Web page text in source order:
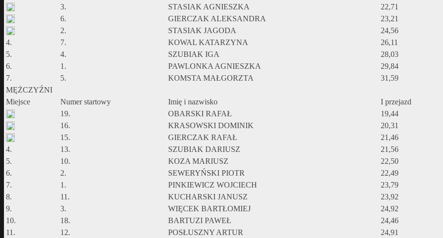
3.
STASIAK AGNIESZKA
22,71
6.
GIERCZAK ALEKSANDRA
23,21
2.
STASIAK JAGODA
24,56
4.
7. KOWAL KATARZYNA
26,11
5.
4. SZUBIAK IGA
28,03
6.
1. PAWLONKA AGNIESZKA
29,84
7.
5. KOMSTA MAŁGORZTA
31,59
MĘŻCZYŹNI
Miejsce
Numer startowy Imię i nazwisko
I przejazd
19.
OBARSKI RAFAŁ
19,44
16.
KRASOWSKI DOMINIK
20,31
15.
GIERCZAK RAFAŁ
21,46
4.
13. SZUBIAK DARIUSZ
21,56
5.
10. KOZA MARIUSZ
22,50
6.
2. SEWERYŃSKI PIOTR
22,49
7.
1. PINKIEWICZ WOJCIECH
23,79
8.
11. KUCHARSKI JANUSZ
23,92
9.
3. WIĘCEK BARTŁOMIEJ
24,92
10.
18. BARTUZI PAWEŁ
24,46
11.
12. POSŁUSZNY ARTUR
24,91